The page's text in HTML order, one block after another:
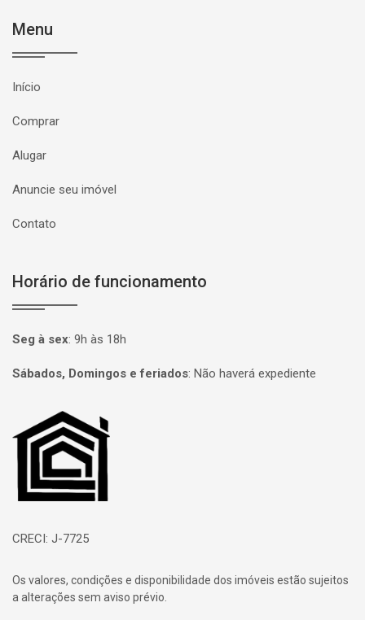
Menu
Início
Comprar
Alugar
Anuncie seu imóvel
Contato
Horário de funcionamento
Seg à sex: 9h às 18h
Sábados, Domingos e feriados: Não haverá expediente
Página inicial
CRECI: J-7725
Os valores, condições e disponibilidade dos imóveis estão sujeitos
a alterações sem aviso prévio.